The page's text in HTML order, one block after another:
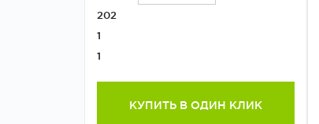
202
1
1
КУПИТЬ В ОДИН КЛИК